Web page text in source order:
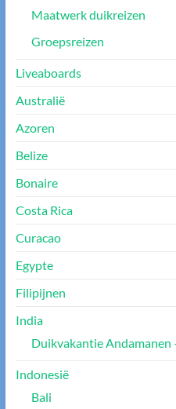
Maatwerk duikreizen
Groepsreizen
Liveaboards
Australië
Azoren
Belize
Bonaire
Costa Rica
Curacao
Egypte
Filipijnen
India
Duikvakantie Andamanen
Indonesië
Bali